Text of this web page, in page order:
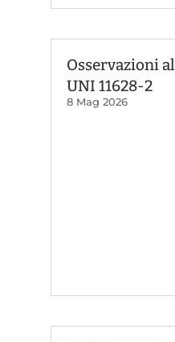
Osservazioni
UNI 11628-2
8 Mag 2026